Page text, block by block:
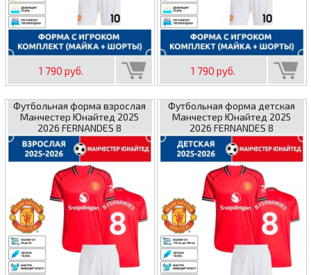
1 790 руб. 1 790 руб.
Футбольная форма взрослая
Манчестер Юнайтед 2025
2026 FERNANDES 8
Футбольная форма детская
Манчестер Юнайтед 2025
2026 FERNANDES 8